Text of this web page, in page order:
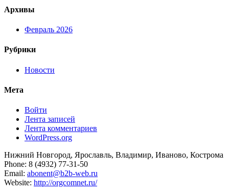
Архивы
Февраль 2026
Рубрики
Новости
Мета
Войти
Лента записей
Лента комментариев
WordPress.org
Нижний Новгород, Ярославль, Владимир, Иваново, Кострома
Phone: 8 (4932) 77-31-50
Email: abonent@b2b-web.ru
Website: http://orgcomnet.ru/